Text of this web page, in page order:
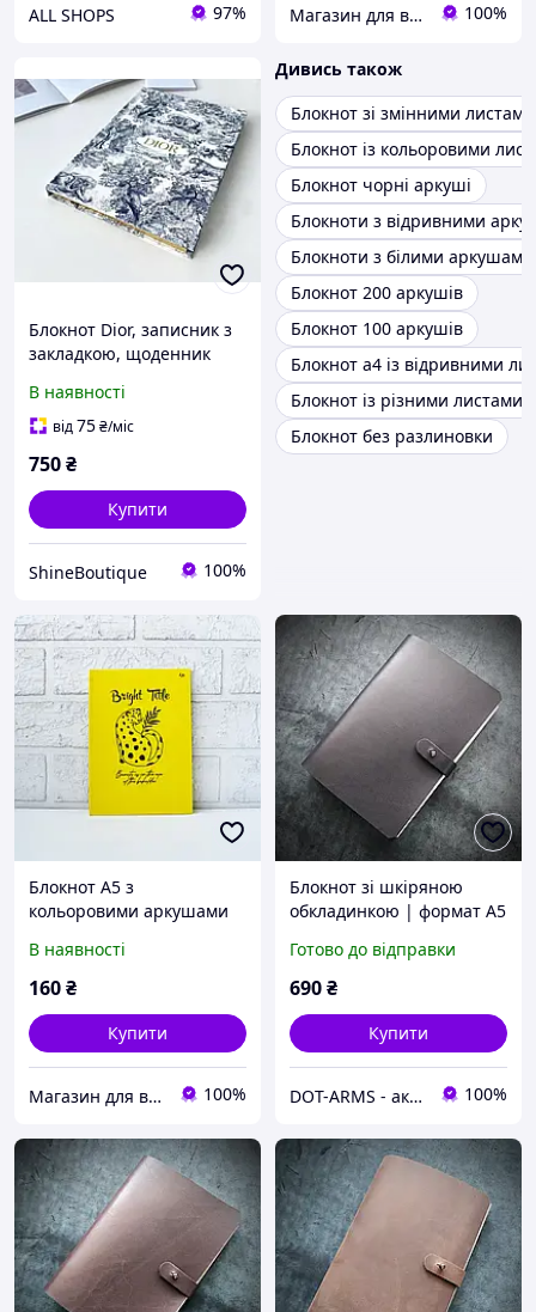
ALL SHOPS 97% Магазин для всієї сім'ї 100%
Блокнот Dior, записник з
закладкою, щоденник
зручний планер
недатований Діор
В наявності
від75₴/міс
750₴
Купити
ShineBoutique 100%
Дивись також
Блокнот зі змінними листами
Блокнот із кольоровими
Блокнот чорні аркуші
Блокноти з відривними
Блокноти з білими аркушами
Блокнот 200 аркушів
Блокнот 100 аркушів
Блокнот а4 із відривними
Блокнот із різними листами
Блокнот без разлиновки
Блокнот А5 з
кольоровими аркушами
сторінок 40арк арт.
902545
В наявності
160₴
Купити
Магазин для всієї сім'ї 100%
Блокнот зі шкіряною
обкладинкою | формат А5
Готово до відправки
690₴
Купити
DOT-ARMS - аксесуари та спорядження, створені для вашої надійності! 100%